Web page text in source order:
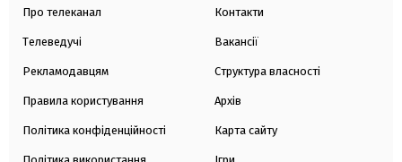
Про телеканал
Телеведучі
Рекламодавцям
Правила користування
Політика конфіденційності
Контакти
Вакансії
Структура власності
Архів
Карта сайту